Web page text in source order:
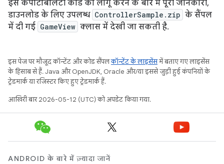
इस कंपैटिबिलिटी कोड को लागू करने के बारे में पूरी जानकारी,
डाउनलोड के लिए उपलब्ध ControllerSample.zip के सैंपल
में दी गई GameView क्लास में देखी जा सकती है.
इस पेज पर मौजूद कॉन्टेंट और कोड सैंपलकॉन्टेंट के लाइसेंसमें बताए गए लाइसेंस
के हिसाब से हैं. Java और OpenJDK, Oracle और/या इससे जुड़ी हुई कंपनियों के
ट्रेडमार्क या रजिस्टर किए हुए ट्रेडमार्क हैं.
आखिरी बार 2026-05-12 (UTC) को अपडेट किया गया.
ANDROID के बारे में ज़्यादा जानें